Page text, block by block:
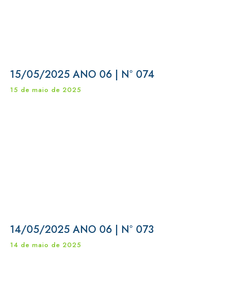
15/05/2025 ANO 06 | N° 074
15 de maio de 2025
14/05/2025 ANO 06 | N° 073
14 de maio de 2025